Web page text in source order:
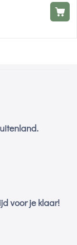
voor je klaar!